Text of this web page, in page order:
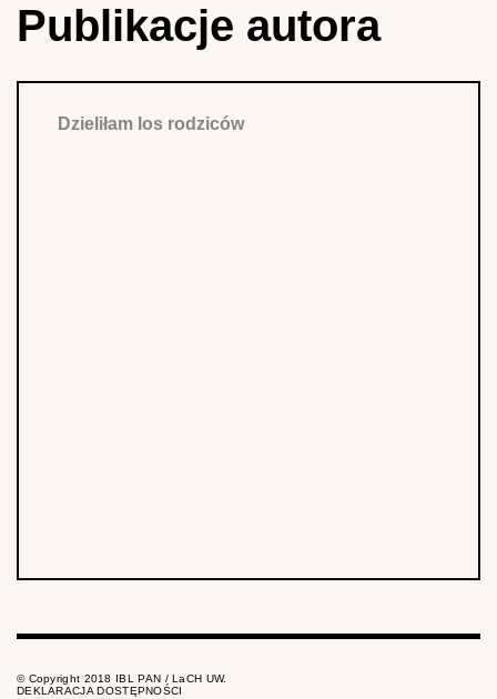
Publikacje autora
Dzieliłam los rodziców
© Copyright 2018 IBL PAN / LaCH UW.
DEKLARACJA DOSTĘPNOŚCI